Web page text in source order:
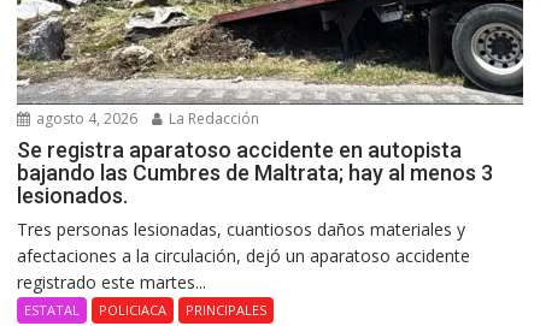
agosto 4, 2026 La Redacción
Se registra aparatoso accidente en autopista
bajando las Cumbres de Maltrata; hay al menos 3
lesionados.
Tres personas lesionadas, cuantiosos daños materiales y
afectaciones a la circulación, dejó un aparatoso accidente
registrado este martes...
ESTATAL POLICIACA PRINCIPALES